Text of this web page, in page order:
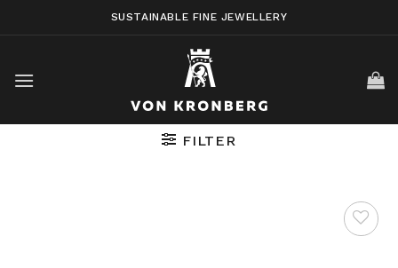
SUSTAINABLE FINE JEWELLERY
FILTER